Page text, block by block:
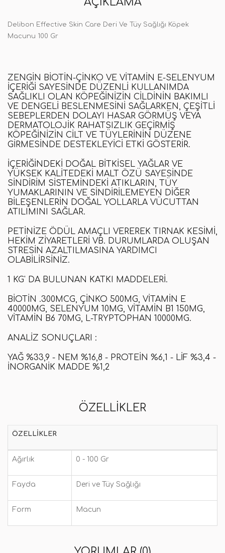
Delibon Effective Skin Care Deri Ve Tüy Sağlığı Köpek
Macunu 100 Gr
ZENGIN BIOTIN-ÇINKO VE VITAMIN E-SELENYUM
IÇERIĞI SAYESINDE DÜZENLI KULLANIMDA
SAĞLIKLI OLAN KÖPEĞINIZIN CILDININ BAKIMLI
VE DENGELI BESLENMESINI SAĞLARKEN, ÇEŞITLI
SEBEPLERDEN DOLAYI HASAR GÖRMÜŞ VEYA
DERMATOLOJIK RAHATSIZLIK GEÇIRMIŞ
KÖPEĞINIZIN CILT VE TÜYLERININ DÜZENE
GIRMESINDE DESTEKLEYICI ETKI GÖSTERIR.
İÇERIĞINDEKI DOĞAL BITKISEL YAĞLAR VE
YÜKSEK KALITEDEKI MALT ÖZÜ SAYESINDE
SINDIRIM SISTEMINDEKI ATIKLARIN, TÜY
YUMAKLARININ VE SINDIRILEMEYEN DIĞER
BILEŞENLERIN DOĞAL YOLLARLA VÜCUTTAN
ATILIMINI SAĞLAR.
PETINIZE ÖDÜL AMAÇLI VEREREK TIRNAK KESIMI,
HEKIM ZIYARETLERI VB. DURUMLARDA OLUŞAN
STRESIN AZALTILMASINA YARDIMCI
OLABILIRSINIZ.
1 KG' DA BULUNAN KATKI MADDELERI.
BIOTIN .300MCG, ÇINKO 500MG, VITAMIN E
40000MG, SELENYUM 10MG, VITAMIN B1 150MG,
VITAMIN B6 70MG, L-TRYPTOPHAN 10000MG.
ANALIZ SONUÇLARI :
YAĞ %33,9 - NEM %16,8 - PROTEIN %6,1 - LIF %3,4 -
İNORGANIK MADDE %1,2
ÖZELLIKLER
ÖZELLIKLER
Ağırlık 0 - 100 Gr
Fayda Deri ve Tüy Sağlığı
Form Macun